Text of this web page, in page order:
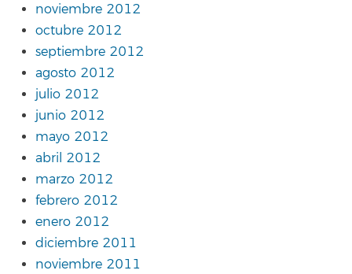
noviembre 2012
octubre 2012
septiembre 2012
agosto 2012
julio 2012
junio 2012
mayo 2012
abril 2012
marzo 2012
febrero 2012
enero 2012
diciembre 2011
noviembre 2011